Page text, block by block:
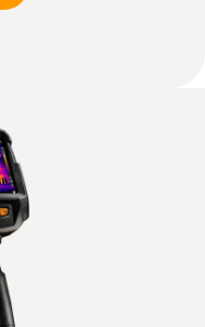
經 testo